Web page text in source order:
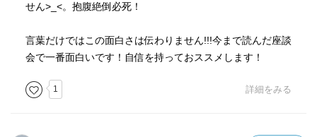
せん>_<。抱腹絶倒必死！
言葉だけではこの面白さは伝わりません!!!今まで読んだ座談
会で一番面白いです！自信を持っておススメします！
1 詳細をみる